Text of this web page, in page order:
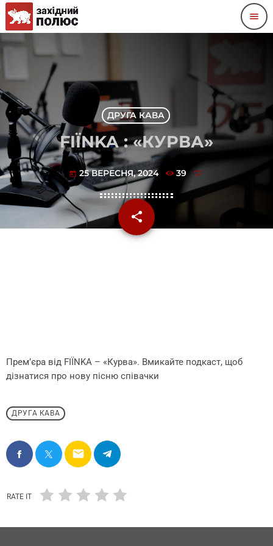
menu
ДРУГА КАВА
FIЇNKA : «КУРВА»
today 25 ВЕРЕСНЯ, 2024 39
share
email
Премʼєра від FIЇNKA – «Курва». Вмикайте подкаст, щоб
дізнатися про нову пісню співачки
ДРУГА КАВА
email
RATE IT